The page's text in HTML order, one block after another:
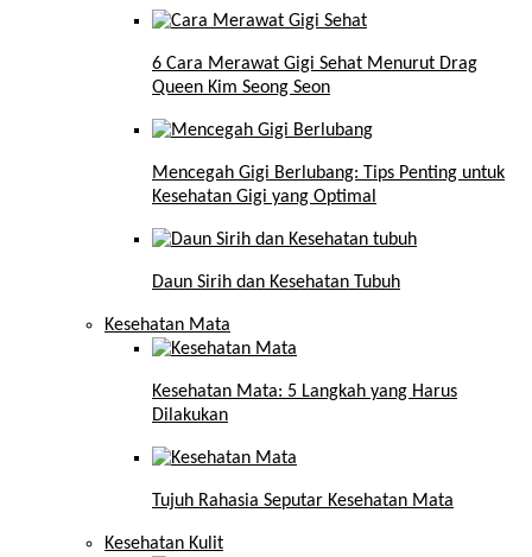
6 Cara Merawat Gigi Sehat Menurut Drag
Queen Kim Seong Seon
Mencegah Gigi Berlubang: Tips Penting untuk
Kesehatan Gigi yang Optimal
Daun Sirih dan Kesehatan Tubuh
Kesehatan Mata
Kesehatan Mata: 5 Langkah yang Harus
Dilakukan
Tujuh Rahasia Seputar Kesehatan Mata
Kesehatan Kulit